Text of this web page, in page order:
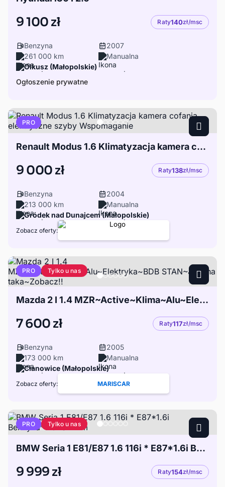
9 100 zł Raty140zł/msc
Benzyna
2007
261 000 km
Manualna
Olkusz (Małopolskie)
Ogłoszenie prywatne
PRO
Renault Modus 1.6 Klimatyzacja kamera cofania elektryczne szyby Wspomaganie
9 000 zł Raty138zł/msc
Benzyna
2004
213 000 km
Manualna
Gródek nad Dunajcem (Małopolskie)
Zobacz oferty:
PRO Tylko u nas
Mazda 2 I 1.4 MZR~Active~Klima~Alu~Elektryka~BDB STAN~Jedyna taka~Zobacz!!
7 600 zł Raty117zł/msc
Benzyna
2005
173 000 km
Manualna
Cianowice (Małopolskie)
Zobacz oferty: MARISCAR
PRO Tylko u nas
BMW Seria 1 E81/E87 1.6 116i * E87*1.6i Benzyna*116PS*Klim
9 999 zł Raty154zł/msc